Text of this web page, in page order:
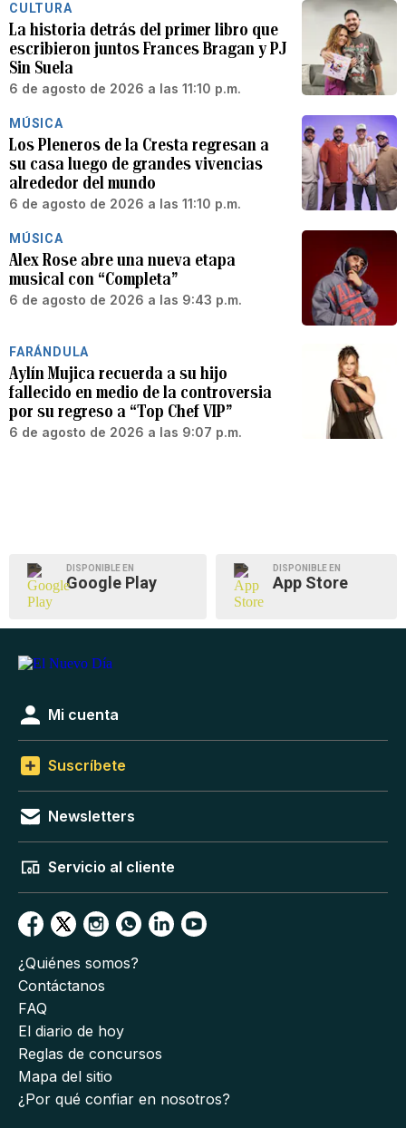
CULTURA
La historia detrás del primer libro que
escribieron juntos Frances Bragan y PJ
Sin Suela
6 de agosto de 2026 a las 11:10 p.m.
MÚSICA
Los Pleneros de la Cresta regresan a
su casa luego de grandes vivencias
alrededor del mundo
6 de agosto de 2026 a las 11:10 p.m.
MÚSICA
Alex Rose abre una nueva etapa
musical con “Completa”
6 de agosto de 2026 a las 9:43 p.m.
FARÁNDULA
Aylín Mujica recuerda a su hijo
fallecido en medio de la controversia
por su regreso a “Top Chef VIP”
6 de agosto de 2026 a las 9:07 p.m.
DISPONIBLE EN
Google Play
DISPONIBLE EN
App Store
Mi cuenta
Suscríbete
Newsletters
Servicio al cliente
¿Quiénes somos?
Contáctanos
FAQ
El diario de hoy
Reglas de concursos
Mapa del sitio
¿Por qué confiar en nosotros?